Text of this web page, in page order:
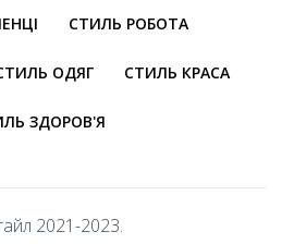
СТИЛЬ РОБОТА
ОДЯГ СТИЛЬ КРАСА
ЗДОРОВ'Я
2021-2023.